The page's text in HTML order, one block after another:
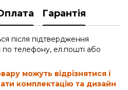
Гарантія
після підтвердження
телефону, ел.пошті або
можуть відрізнятися і
комплектацію та дизайн